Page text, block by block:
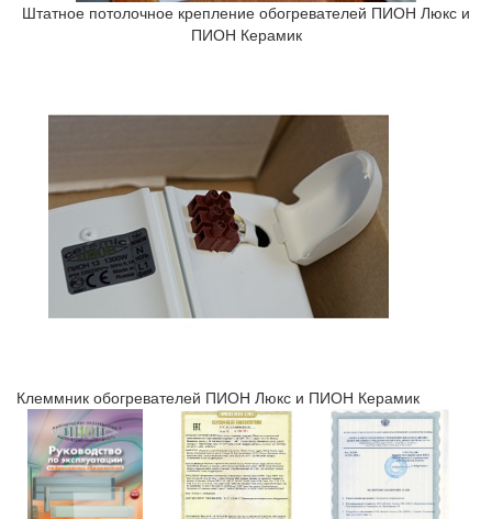
Штатное потолочное крепление обогревателей ПИОН Люкс и
ПИОН Керамик
Клеммник обогревателей ПИОН Люкс и ПИОН Керамик